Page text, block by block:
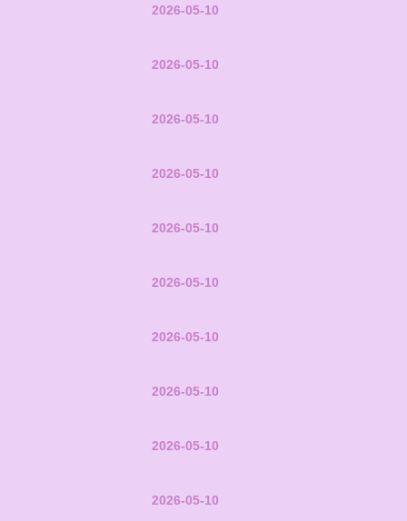
2026-05-10
2026-05-10
2026-05-10
2026-05-10
2026-05-10
2026-05-10
2026-05-10
2026-05-10
2026-05-10
2026-05-10